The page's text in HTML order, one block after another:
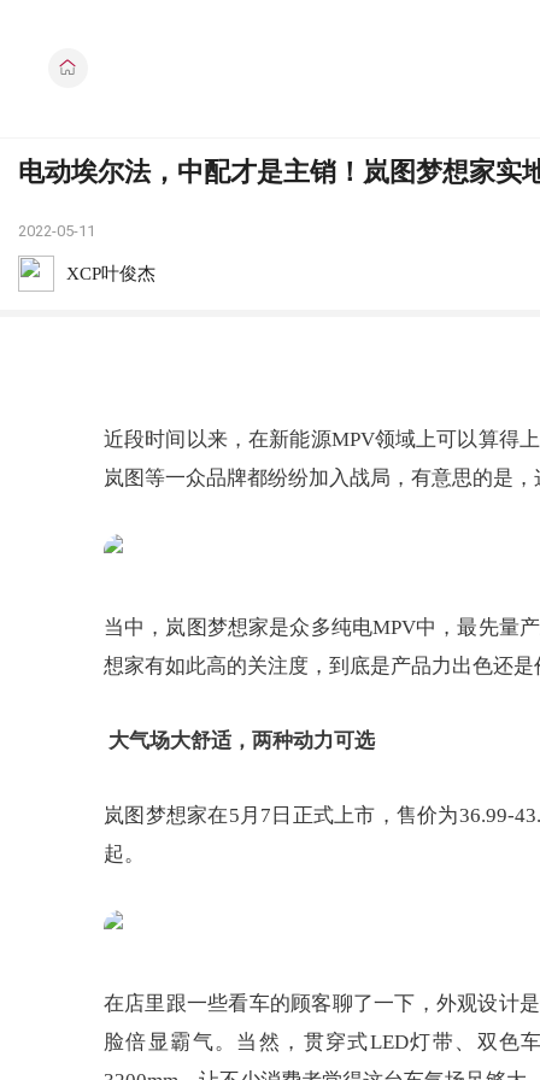
电动埃尔法，中配才是主销！岚图梦想家实
2022-05-11
XCP叶俊杰
近段时间以来，在新能源MPV领域上可以算得
岚图等一众品牌都纷纷加入战局，有意思的是
当中，岚图梦想家是众多纯电MPV中，最先量
想家有如此高的关注度，到底是产品力出色还
大气场大舒适，两种动力可选
岚图梦想家在5月7日正式上市，售价为36.99-
起。
在店里跟一些看车的顾客聊了一下，外观设计
脸倍显霸气。当然，贯穿式LED灯带、双色